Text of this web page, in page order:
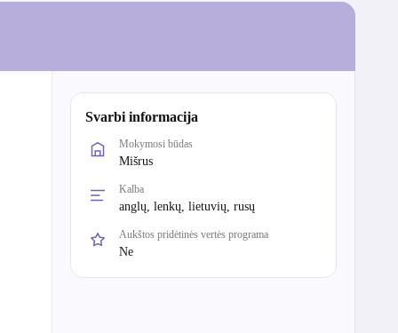
Svarbi informacija
Mokymosi būdas
Mišrus
Kalba
anglų, lenkų, lietuvių, rusų
Aukštos pridėtinės vertės programa
Ne